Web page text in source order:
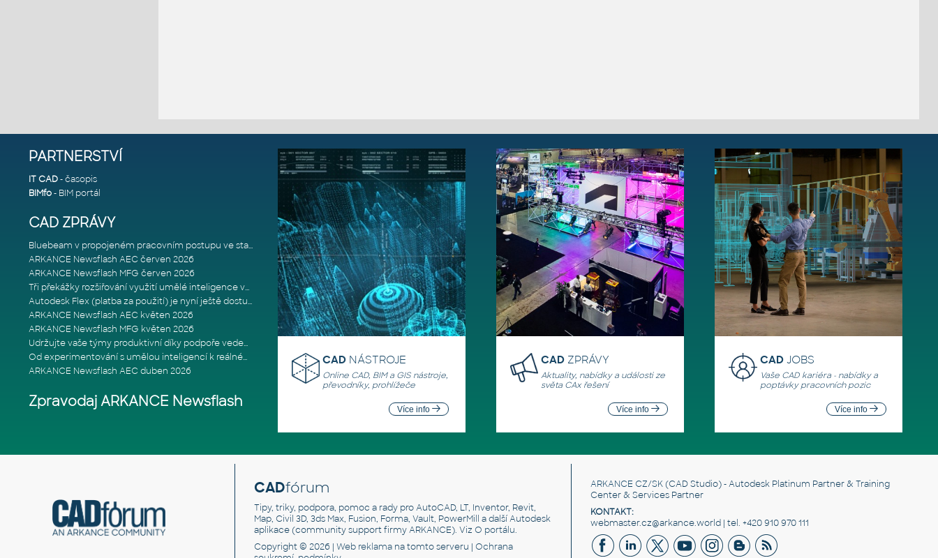
PARTNERSTVÍ
IT CAD- časopis
BIMfo- BIM portál
CAD ZPRÁVY
Bluebeam v propojeném pracovním postupu ve stavebnictví: Proč je int
ARKANCE Newsflash AEC červen 2026
ARKANCE Newsflash MFG červen 2026
Tři překážky rozšiřování využití umělé inteligence ve stavebním prům
Autodesk Flex (platba za použití) je nyní ještě dostupnější
ARKANCE Newsflash AEC květen 2026
ARKANCE Newsflash MFG květen 2026
Udržujte vaše týmy produktivní díky podpoře vedené odborníky
Od experimentování s umělou inteligencí k reálnému dopadu na podniká
ARKANCE Newsflash AEC duben 2026
Zpravodaj ARKANCE Newsflash
CAD NÁSTROJE
Online CAD, BIM a GIS nástroje,
převodníky, prohlížeče
Více info
CAD ZPRÁVY
Aktuality, nabídky a události ze
světa CAx řešení
Více info
CADJOBS
Vaše CAD kariéra - nabídky a
poptávky pracovních pozic
Více info
CADfórum
Tipy, triky, podpora, pomoc a rady pro AutoCAD, LT, Inventor, Revit,
Map, Civil 3D, 3ds Max, Fusion, Forma, Vault, PowerMill a další Autodesk
aplikace (community support firmy ARKANCE). Viz O portálu.
Copyright © 2026 | Web reklamana tomto serveru | Ochrana
ARKANCE CZ/SK(CAD Studio) - Autodesk Platinum Partner & Training
Center & Services Partner
KONTAKT:
webmaster.cz@arkance.world | tel. +420 910 970 111